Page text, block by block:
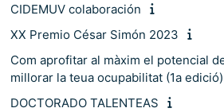
CIDEMUV colaboración
XX Premio César Simón 2023
Com aprofitar al màxim el potencial
millorar la teua ocupabilitat (1a edició)
DOCTORADO TALENTEAS